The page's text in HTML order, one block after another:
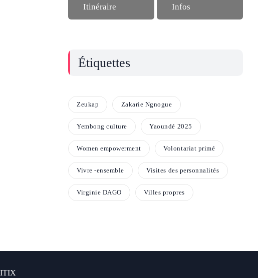
Itinéraire Infos
Étiquettes
Zeukap Zakarie Ngnogue
Yembong culture Yaoundé 2025
Women empowerment Volontariat primé
Vivre -ensemble Visites des personnalités
Virginie DAGO Villes propres